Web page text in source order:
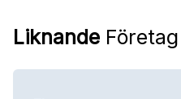
Liknande Företag